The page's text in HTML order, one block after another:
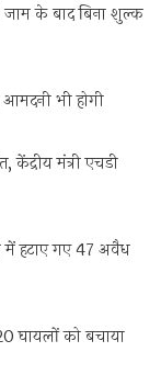
जाम के बाद बिना शुल्क
भी होगी
केंद्रीय मंत्री एचडी
में हटाए गए 47 अवैध
घायलों को बचाया